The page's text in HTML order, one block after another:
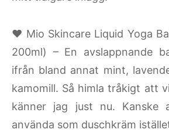
♥ Mio Skincare Liquid Yoga
200ml) – En avslappnande
ifrån bland annat mint,
kamomill. Så himla tråkigt att
känner jag just nu.
använda som duschkräm